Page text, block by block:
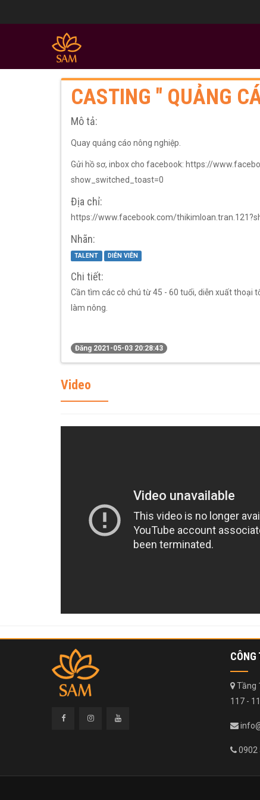
CASTING " QUẢNG
Mô tả:
Quay quảng cáo nông nghiệp.
Gửi hồ sơ, inbox cho facebook: https://
show_switched_toast=0
Địa chỉ:
https://www.facebook.com/
Nhãn:
TALENT DIỄN VIÊN
Chi tiết:
Cần tìm các cô chú từ 45 - 60 tuổi, diễn xuất thoại
làm nông.
Đăng 2021-05-03 20:28:43
Video
Tầng
117 -
0902